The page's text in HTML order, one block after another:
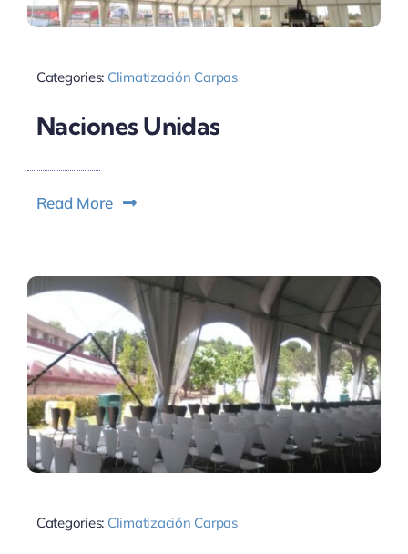
Categories: Climatización Carpas
Naciones Unidas
Read More
Categories: Climatización Carpas